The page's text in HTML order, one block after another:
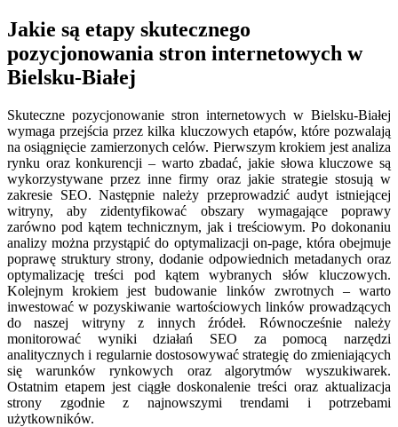
Jakie są etapy skutecznego
pozycjonowania stron internetowych w
Bielsku-Białej
Skuteczne pozycjonowanie stron internetowych w Bielsku-Białej
wymaga przejścia przez kilka kluczowych etapów, które pozwalają
na osiągnięcie zamierzonych celów. Pierwszym krokiem jest analiza
rynku oraz konkurencji – warto zbadać, jakie słowa kluczowe są
wykorzystywane przez inne firmy oraz jakie strategie stosują w
zakresie SEO. Następnie należy przeprowadzić audyt istniejącej
witryny, aby zidentyfikować obszary wymagające poprawy
zarówno pod kątem technicznym, jak i treściowym. Po dokonaniu
analizy można przystąpić do optymalizacji on-page, która obejmuje
poprawę struktury strony, dodanie odpowiednich metadanych oraz
optymalizację treści pod kątem wybranych słów kluczowych.
Kolejnym krokiem jest budowanie linków zwrotnych – warto
inwestować w pozyskiwanie wartościowych linków prowadzących
do naszej witryny z innych źródeł. Równocześnie należy
monitorować wyniki działań SEO za pomocą narzędzi
analitycznych i regularnie dostosowywać strategię do zmieniających
się warunków rynkowych oraz algorytmów wyszukiwarek.
Ostatnim etapem jest ciągłe doskonalenie treści oraz aktualizacja
strony zgodnie z najnowszymi trendami i potrzebami
użytkowników.